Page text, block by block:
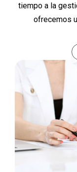
tiempo a la
ofrecemos